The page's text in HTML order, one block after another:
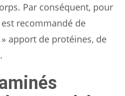
Par conséquent, pour
recommandé de
apport de protéines, de